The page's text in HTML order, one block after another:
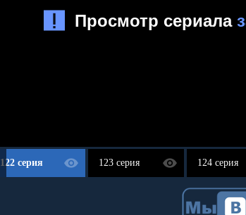
122 серия 123 серия 124 серия